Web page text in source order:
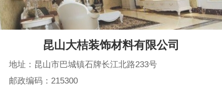
昆山大桔装饰材料有限公司
地址：昆山市巴城镇石牌长江北路233号
邮政编码：215300